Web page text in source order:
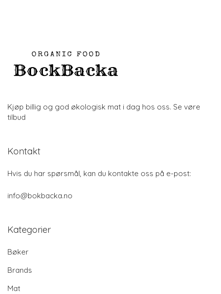
Kjøp billig og god økologisk mat i dag hos oss. Se vøre
tilbud
Kontakt
Hvis du har spørsmål, kan du kontakte oss på e-post:
info@bokbacka.no
Kategorier
Bøker
Brands
Mat